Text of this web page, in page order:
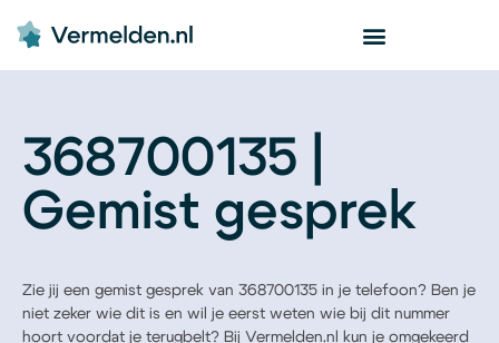
368700135 |
Gemist gesprek
Zie jij een gemist gesprek van 368700135 in je telefoon? Ben je
niet zeker wie dit is en wil je eerst weten wie bij dit nummer
hoort voordat je terugbelt? Bij Vermelden.nl kun je omgekeerd